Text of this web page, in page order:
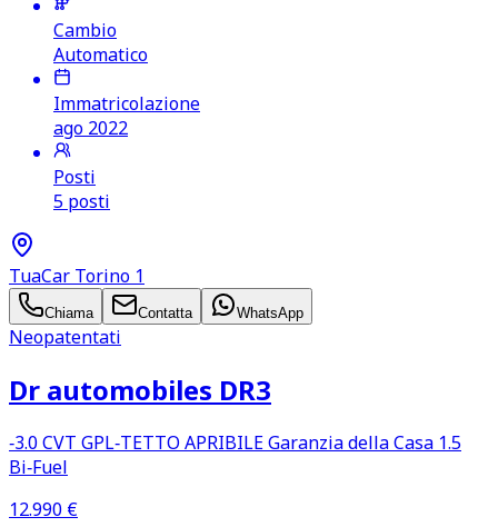
Cambio
Automatico
Immatricolazione
ago 2022
Posti
5 posti
TuaCar Torino 1
Chiama Contatta WhatsApp
Neopatentati
Dr automobiles DR3
‑3.0 CVT GPL‑TETTO APRIBILE Garanzia della Casa 1.5
Bi‑Fuel
12.990 €